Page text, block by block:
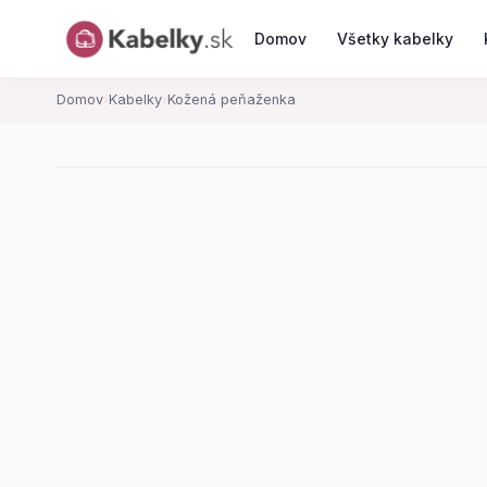
Domov Všetky kabelky
Domov› Kabelky› Kožená peňaženka